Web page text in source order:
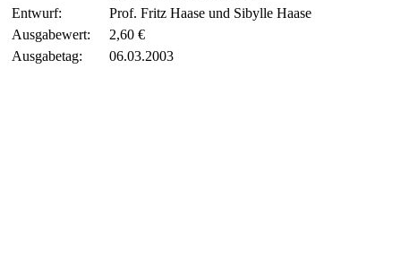
Entwurf:
Prof. Fritz Haase und Sibylle Haase
Ausgabewert:
2,60 €
Ausgabetag:
06.03.2003